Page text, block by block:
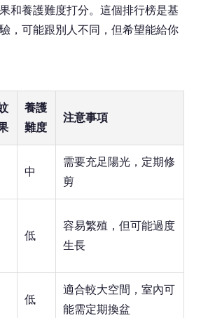
和養護難度打分。這個排行榜是基
，可能跟別人不同，但希望能給你
養護
難度
注意事項
中
需要充足陽光，定期修
剪
低
容易繁殖，但可能過度
生長
低
適合較大空間，室內可
能需定期換盆